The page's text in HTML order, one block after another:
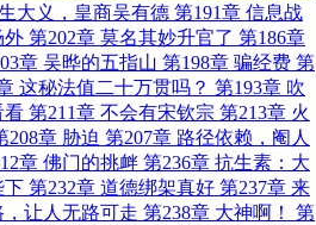
大义，皇商吴有德 第191章 信息战
外 第202章 莫名其妙升官了 第186章
章 吴晔的五指山 第198章 骗经费 第
这秘法值二十万贯吗？ 第193章 吹
看 第211章 不会有宋钦宗 第213章 火
208章 胁迫 第207章 路径依赖，阉人
章 佛门的挑衅 第236章 抗生素：大
下 第232章 道德绑架真好 第237章 来
让人无路可走 第238章 大神啊！
第